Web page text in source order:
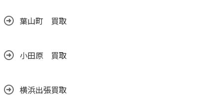
葉山町 買取
小田原 買取
横浜出張買取